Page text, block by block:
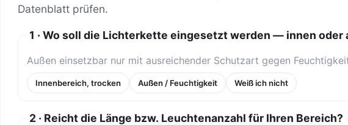
Datenblatt prüfen.
1 · Wo soll die Lichterkette eingesetzt werden — innen oder
Außen einsetzbar nur mit ausreichender Schutzart gegen
Innenbereich, trocken Außen / Feuchtigkeit Weiß ich nicht
2 · Reicht die Länge bzw. Leuchtenanzahl für Ihren Bereich?